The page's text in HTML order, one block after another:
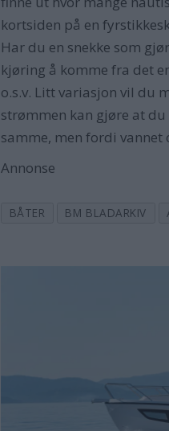
kortsiden på en
Har du en snekke som
kjøring å komme fra det
o.s.v. Litt variasjon vil du
strømmen kan gjøre at
samme, men fordi vannet
Annonse
BÅTER BM BLADARKIV